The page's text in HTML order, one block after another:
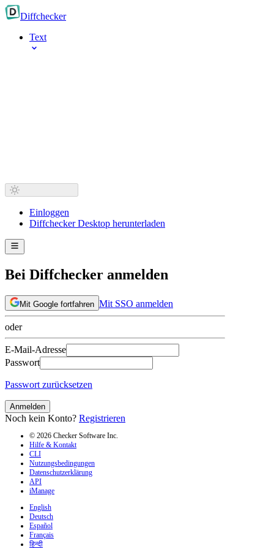
Diffchecker
Text
Einloggen
Diffchecker Desktop herunterladen
Bei Diffchecker anmelden
Mit Google fortfahren Mit SSO anmelden
oder
E-Mail-Adresse
Passwort
Passwort zurücksetzen
Anmelden
Noch kein Konto? Registrieren
© 2026 Checker Software Inc.
Hilfe & Kontakt
CLI
Nutzungsbedingungen
Datenschutzerklärung
API
iManage
English
Deutsch
Español
Français
हिन्दी